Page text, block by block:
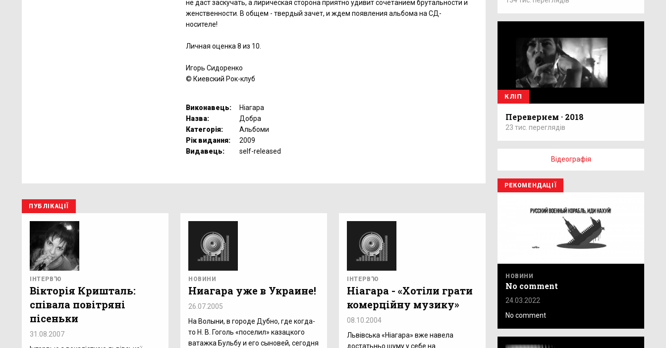
не даст заскучать, а лирическая сторона приятно удивит сочетанием брутальности и
женственности. В общем - твердый зачет, и ждем появления альбома на СД-
носителе!
Личная оценка 8 из 10.
Игорь Сидоренко
© Киевский Рок-клуб
Виконавець:
Ніагара
Назва:
Добра
Категорія:
Альбоми
Рік видання:
2009
Видавець:
self-released
ПУБЛІКАЦІЇ
ІНТЕРВ'Ю
Вікторія Кришталь:
співала повітряні
пісеньки
31.08.2007
НОВИНИ
Ниагара уже в Украине!
26.07.2005
На Волыни, в городе Дубно, где когда-
то Н. В. Гоголь «поселил» казацкого
ватажка Бульбу и его сыновей, сегодня
ІНТЕРВ'Ю
Ніагара - «Хотіли грати
комерційну музику»
08.10.2004
Львівська «Ніагара» вже навела
достатьньо шуму у себе на
КЛІП
Перевернем · 2018
23 тис. переглядів
Відеографія
РЕКОМЕНДАЦІЇ
НОВИНИ
No comment
24.03.2022
No comment